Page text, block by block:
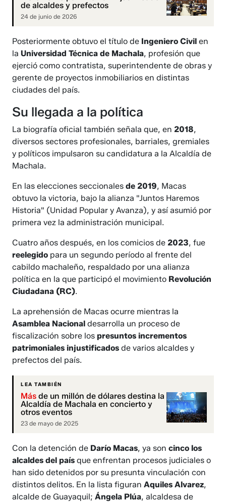
de alcaldes y prefectos
24 de junio de 2026
Posteriormente obtuvo el título de Ingeniero Civil en
laUniversidad Técnica de Machala, profesión que
ejerció como contratista, superintendente de obras y
gerente de proyectos inmobiliarios en distintas
ciudades del país.
Su llegada a la política
La biografía oficial también señala que, en2018,
diversos sectores profesionales, barriales, gremiales
y políticos impulsaron su candidatura a la Alcaldía de
Machala.
En las elecciones seccionalesde 2019, Macas
obtuvo la victoria, bajo la alianza "Juntos Haremos
Historia" (Unidad Popular y Avanza), y así asumió por
primera vez la administración municipal.
Cuatro años después, en los comicios de2023, fue
reelegido para un segundo período al frente del
cabildo machaleño, respaldado por una alianza
política en la que participó el movimiento Revolución
Ciudadana (RC).
La aprehensión de Macas ocurre mientras la
Asamblea Nacional desarrolla un proceso de
fiscalización sobre lospresuntos incrementos
patrimoniales injustificados de varios alcaldes y
prefectos del país.
LEA TAMBIÉN
Más de un millón de dólares destina la
Alcaldía de Machala en concierto y
otros eventos
23 de mayo de 2025
Con la detención de Darío Macas, ya soncinco los
alcaldes del país que enfrentan procesos judiciales o
han sido detenidos por su presunta vinculación con
distintos delitos. En la lista figuranAquiles Alvarez,
alcalde de Guayaquil;Ángela Plúa, alcaldesa de